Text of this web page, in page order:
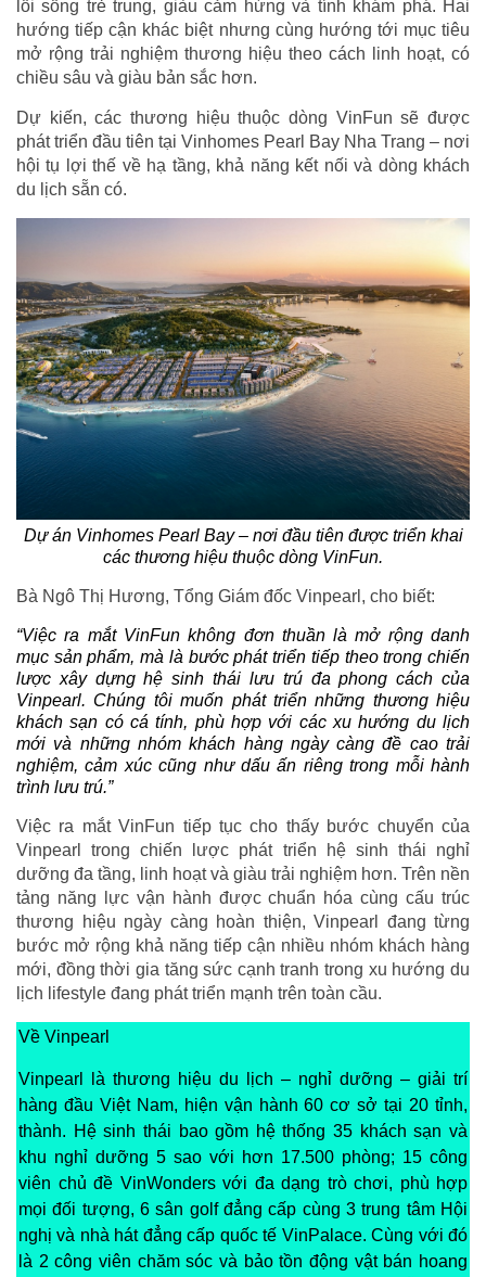
lối sống trẻ trung, giàu cảm hứng và tính khám phá. Hai
hướng tiếp cận khác biệt nhưng cùng hướng tới mục tiêu
mở rộng trải nghiệm thương hiệu theo cách linh hoạt, có
chiều sâu và giàu bản sắc hơn.
Dự kiến, các thương hiệu thuộc dòng VinFun sẽ được
phát triển đầu tiên tại Vinhomes Pearl Bay Nha Trang – nơi
hội tụ lợi thế về hạ tầng, khả năng kết nối và dòng khách
du lịch sẵn có.
Dự án Vinhomes Pearl Bay – nơi đầu tiên được triển khai
các thương hiệu thuộc dòng VinFun.
Bà Ngô Thị Hương, Tổng Giám đốc Vinpearl, cho biết:
“Việc ra mắt VinFun không đơn thuần là mở rộng danh
mục sản phẩm, mà là bước phát triển tiếp theo trong chiến
lược xây dựng hệ sinh thái lưu trú đa phong cách của
Vinpearl. Chúng tôi muốn phát triển những thương hiệu
khách sạn có cá tính, phù hợp với các xu hướng du lịch
mới và những nhóm khách hàng ngày càng đề cao trải
nghiệm, cảm xúc cũng như dấu ấn riêng trong mỗi hành
trình lưu trú.”
Việc ra mắt VinFun tiếp tục cho thấy bước chuyển của
Vinpearl trong chiến lược phát triển hệ sinh thái nghỉ
dưỡng đa tầng, linh hoạt và giàu trải nghiệm hơn. Trên nền
tảng năng lực vận hành được chuẩn hóa cùng cấu trúc
thương hiệu ngày càng hoàn thiện, Vinpearl đang từng
bước mở rộng khả năng tiếp cận nhiều nhóm khách hàng
mới, đồng thời gia tăng sức cạnh tranh trong xu hướng du
lịch lifestyle đang phát triển mạnh trên toàn cầu.
Về Vinpearl
Vinpearl là thương hiệu du lịch – nghỉ dưỡng – giải trí
hàng đầu Việt Nam, hiện vận hành 60 cơ sở tại 20 tỉnh,
thành. Hệ sinh thái bao gồm hệ thống 35 khách sạn và
khu nghỉ dưỡng 5 sao với hơn 17.500 phòng; 15 công
viên chủ đề VinWonders với đa dạng trò chơi, phù hợp
mọi đối tượng, 6 sân golf đẳng cấp cùng 3 trung tâm Hội
nghị và nhà hát đẳng cấp quốc tế VinPalace. Cùng với đó
là 2 công viên chăm sóc và bảo tồn động vật bán hoang